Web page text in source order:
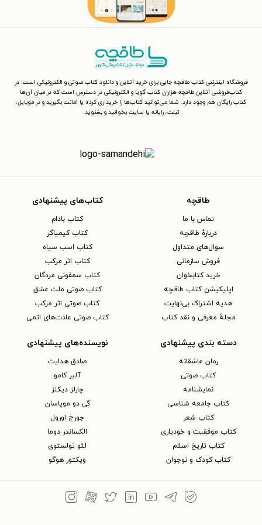
فروشگاه اینترنتی کتاب طاقچه جایی برای خرید آنلاین و دانلود کتاب صوتی و الکترونیکی است. در
کتاب‌فروشی آنلاین طاقچه هزاران کتاب گویا و الکترونیکی در دسترس است که در میان آن‌ها
کتاب رایگان هم وجود دارد. شما می‌توانید کتاب‌ها را خریداری کرده یا امانت بگیرید و در موبایل،
تبلت، رایانه یا سایت بخوانید و بشنوید.
طاقچه
تماس با ما
دربارهٔ طاقچه
سوال‌های متداول
فروش سازمانی
خرید کتابخوان
اپلیکیشن کتاب طاقچه
هدیه اشتراک بی‌نهایت
مجلهٔ معرفی و نقد کتاب
کتاب‌های پیشنهادی
کتاب بادام
کتاب کیمیاگر
کتاب اسب سیاه
کتاب اثر مرکب
کتاب سمفونی مردگان
کتاب صوتی ملت عشق
کتاب صوتی اثر مرکب
کتاب صوتی عادت‌های اتمی
دسته بندی پیشنهادی
رمان عاشقانه
کتاب‌ صوتی
نمایشنامه
کتاب جامعه شناسی
کتاب شعر
کتاب موفقیت و خودیاری
کتاب تاریخ اسلام
کتاب کودک و نوجوان
نویسنده‌های پیشنهادی
صادق هدایت
آلبر کامو
چارلز دیکنز
گی دو موپاسان
جورج اورول
الکساندر دوما
لئو تولستوی
ویکتور هوگو